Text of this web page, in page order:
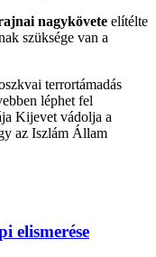
nagykövete elítélte
szüksége van a
terrortámadás
léphet fel
Kijevet vádolja a
az Iszlám Állam
elismerése